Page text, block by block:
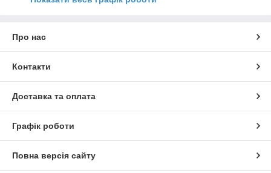
Про нас
Контакти
Доставка та оплата
Графік роботи
Повна версія сайту